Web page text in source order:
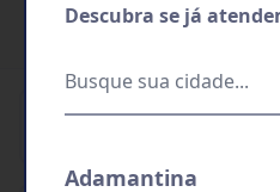
Institucional
Descubra se já
Adamantina